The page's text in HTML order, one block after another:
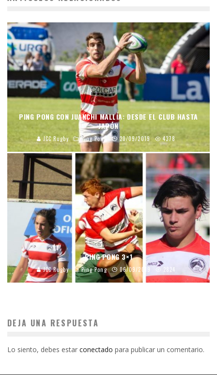
PING PONG CON JUANCHI MALLÍA: DESDE EL CLUB HASTA
JAPÓN
JCC Rugby Ping Pong 20/09/2019 4378
PING PONG 3×1
JCC Rugby Ping Pong 06/09/2019 2824
DEJA UNA RESPUESTA
Lo siento, debes estar conectado para publicar un comentario.